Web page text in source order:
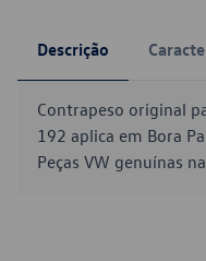
Descrição
Contrapeso original
192 aplica em Bora
Peças VW genuínas